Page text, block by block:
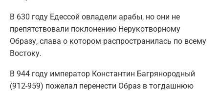
В 630 году Едессой овладели арабы, но они не
препятствовали поклонению Нерукотворному
Образу, слава о котором распространилась по всему
Востоку.
В 944 году император Константин Багрянородный
(912-959) пожелал перенести Образ в тогдашнюю